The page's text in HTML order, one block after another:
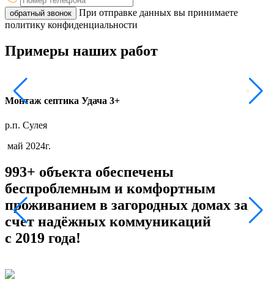
обратный звонок
При отправке данных вы принимаете
политику конфиденциальности
Примеры наших работ
Монтаж септика Удача 3+
р.п. Сулея
май 2024г.
993+ объекта обеспечены
беспроблемным и комфортным
проживанием в загородных домах за
счет надёжных коммуникаций
с 2019 года!